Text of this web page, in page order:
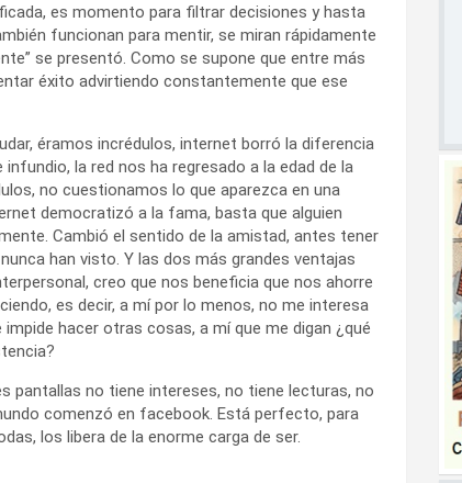
es momento para filtrar decisiones y hasta
funcionan para mentir, se miran rápidamente
se presentó. Como se supone que entre más
éxito advirtiendo constantemente que ese
éramos incrédulos, internet borró la diferencia
la red nos ha regresado a la edad de la
no cuestionamos lo que aparezca en una
democratizó a la fama, basta que alguien
Cambió el sentido de la amistad, antes tener
han visto. Y las dos más grandes ventajas
creo que nos beneficia que nos ahorre
es decir, a mí por lo menos, no me interesa
hacer otras cosas, a mí que me digan ¿qué
pantallas no tiene intereses, no tiene lecturas, no
comenzó en facebook. Está perfecto, para
los libera de la enorme carga de ser.